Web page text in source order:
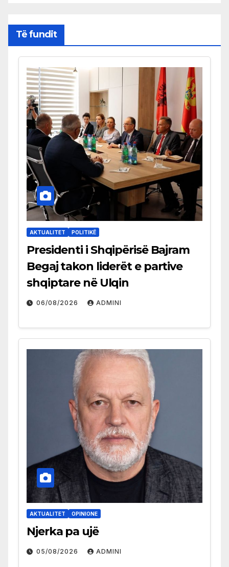
Të fundit
AKTUALITET POLITIKË
Presidenti i Shqipërisë Bajram
Begaj takon liderët e partive
shqiptare në Ulqin
06/08/2026 ADMINI
AKTUALITET OPINIONE
Njerka pa ujë
05/08/2026 ADMINI